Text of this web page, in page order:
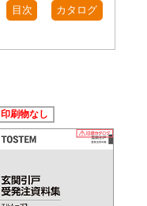
目次 カタログ
印刷物なし